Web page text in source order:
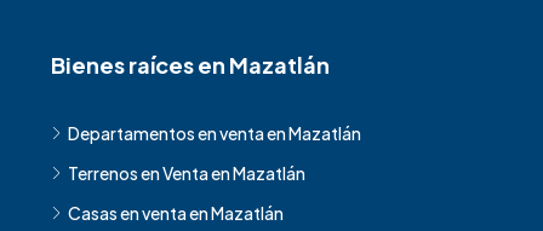
Bienes raíces en Mazatlán
Departamentos en venta en Mazatlán
Terrenos en Venta en Mazatlán
Casas en venta en Mazatlán